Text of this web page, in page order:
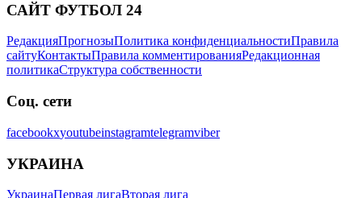
САЙТ ФУТБОЛ 24
РедакцияПрогнозыПолитика конфиденциальностиПравила
сайтуКонтактыПравила комментированияРедакционная
политикаСтруктура собственности
Соц. сети
facebookxyoutubeinstagramtelegramviber
УКРАИНА
УкраинаПервая лигаВторая лига